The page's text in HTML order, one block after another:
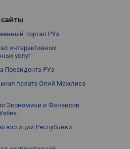
портал РУз.
интерактивных
услуг
Президента РУз
палата Олий Мажлиса
Экономики и Финансов
юстиции Республики